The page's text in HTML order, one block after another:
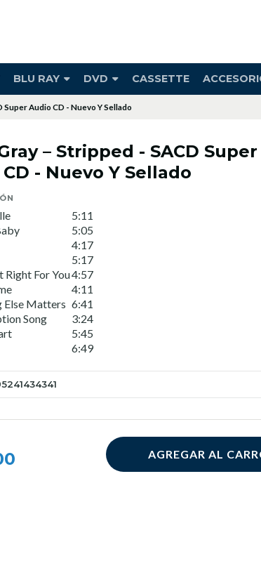
BLU RAY DVD CASSETTE
Super Audio CD - Nuevo Y Sellado
– Stripped - SACD Super
- Nuevo Y Sellado
5:11
5:05
4:17
5:17
Right For You4:57
4:11
Else Matters 6:41
Song
3:24
5:45
6:49
AGREGAR AL